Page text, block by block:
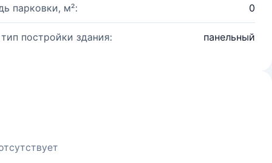
парковки, м²: 0
постройки здания: панельный